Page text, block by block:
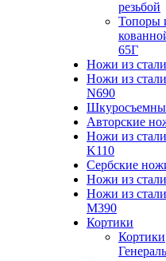
резьбой
Топоры
65Г
Ножи из
Ножи из
N690
Авторские
Ножи из
K110
Сербские
Ножи из
Ножи из
M390
Кортики
Кортики